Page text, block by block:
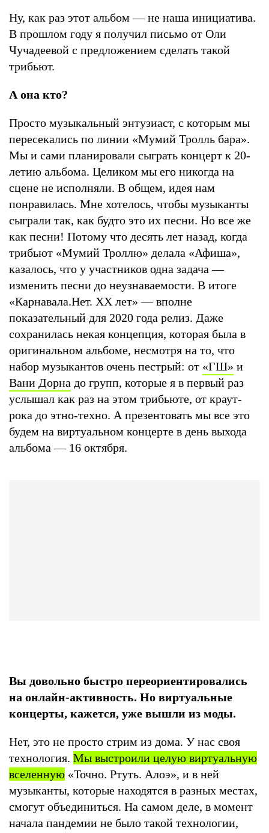
Ну, как раз этот альбом — не наша инициатива.
В прошлом году я получил письмо от Оли
Чучадеевой c предложением сделать такой
трибьют.
А она кто?
Просто музыкальный энтузиаст, с которым мы
пересекались по линии «Мумий Тролль бара».
Мы и сами планировали сыграть концерт к 20-
летию альбома. Целиком мы его никогда на
сцене не исполняли. В общем, идея нам
понравилась. Мне хотелось, чтобы музыканты
сыграли так, как будто это их песни. Но все же
как песни! Потому что десять лет назад, когда
трибьют «Мумий Троллю» делала «Афиша»,
казалось, что у участников одна задача —
изменить песни до неузнаваемости. В итоге
«Карнавала.Нет. XX лет» — вполне
показательный для 2020 года релиз. Даже
сохранилась некая концепция, которая была в
оригинальном альбоме, несмотря на то, что
набор музыкантов очень пестрый: от «ГШ» и
Вани Дорна до групп, которые я в первый раз
услышал как раз на этом трибьюте, от краут-
рока до этно-техно. А презентовать мы все это
будем на виртуальном концерте в день выхода
альбома — 16 октября.
Вы довольно быстро переориентировались
на онлайн-активность. Но виртуальные
концерты, кажется, уже вышли из моды.
Нет, это не просто стрим из дома. У нас своя
технология. Мы выстроили целую виртуальную
вселенную «Точно. Ртуть. Алоэ», и в ней
музыканты, которые находятся в разных местах,
смогут объединиться. На самом деле, в момент
начала пандемии не было такой технологии,